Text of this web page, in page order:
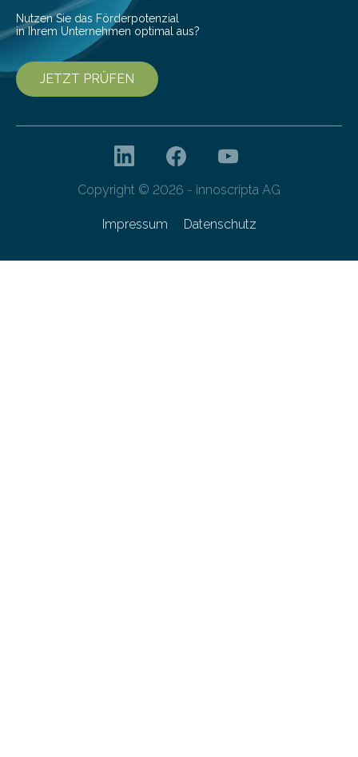
Nutzen Sie das Förderpotenzial
in Ihrem Unternehmen optimal aus?
JETZT PRÜFEN
Copyright © 2026 - innoscripta AG
Impressum Datenschutz